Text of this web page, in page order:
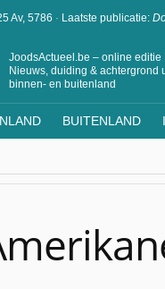
Av, 5786 · Laatste publicatie:
JoodsActueel.be – online editie
Nieuws, duiding & achtergrond
binnen- en buitenland
BUITENLAND